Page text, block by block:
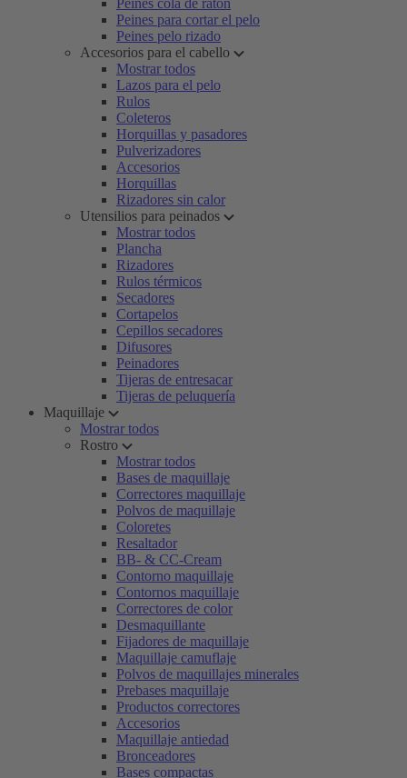
Peines cola de ratón
Peines para cortar el pelo
Peines pelo rizado
Accesorios para el cabello
Mostrar todos
Lazos para el pelo
Rulos
Coleteros
Horquillas y pasadores
Pulverizadores
Accesorios
Horquillas
Rizadores sin calor
Utensilios para peinados
Mostrar todos
Plancha
Rizadores
Rulos térmicos
Secadores
Cortapelos
Cepillos secadores
Difusores
Peinadores
Tijeras de entresacar
Tijeras de peluquería
Maquillaje
Mostrar todos
Rostro
Mostrar todos
Bases de maquillaje
Correctores maquillaje
Polvos de maquillaje
Coloretes
Resaltador
BB- & CC-Cream
Contorno maquillaje
Contornos maquillaje
Correctores de color
Desmaquillante
Fijadores de maquillaje
Maquillaje camuflaje
Polvos de maquillajes minerales
Prebases maquillaje
Productos correctores
Accesorios
Maquillaje antiedad
Bronceadores
Bases compactas